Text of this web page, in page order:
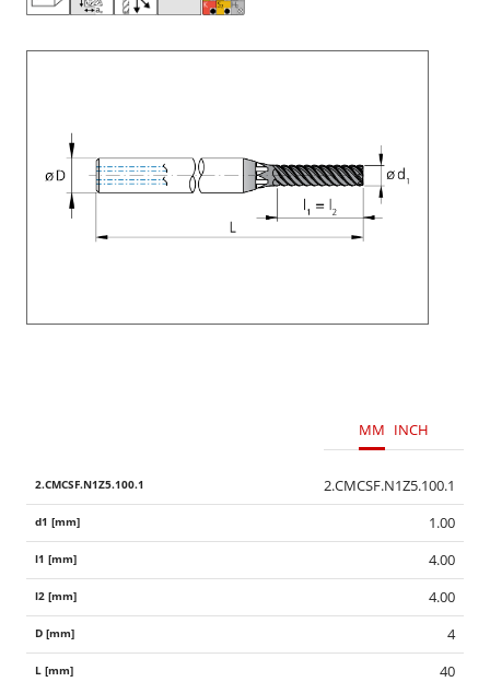
MM INCH
2.CMCSF.N1Z5.100.1
1.00
4.00
4.00
4
40